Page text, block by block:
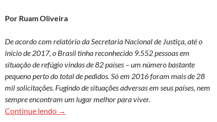
Por Ruam Oliveira
De acordo com relatório da Secretaria Nacional de Justiça, até o
início de 2017, o Brasil tinha reconhecido 9.552 pessoas em
situação de refúgio vindas de 82 países – um número bastante
pequeno perto do total de pedidos. Só em 2016 foram mais de 28
mil solicitações. Fugindo de situações adversas em seus países, nem
sempre encontram um lugar melhor para viver.
Continue lendo Origem e destino: migrantes sofrem violência
→